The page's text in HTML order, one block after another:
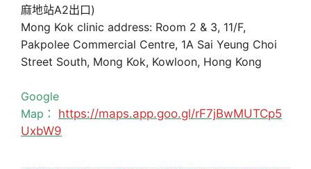
麻地站A2出口)
Mong Kok clinic address: Room 2 & 3, 11/F,
Pakpolee Commercial Centre, 1A Sai Yeung Choi
Street South, Mong Kok, Kowloon, Hong Kong
Google
Map： https://maps.app.goo.gl/rF7jBwMUTCp5
UxbW9